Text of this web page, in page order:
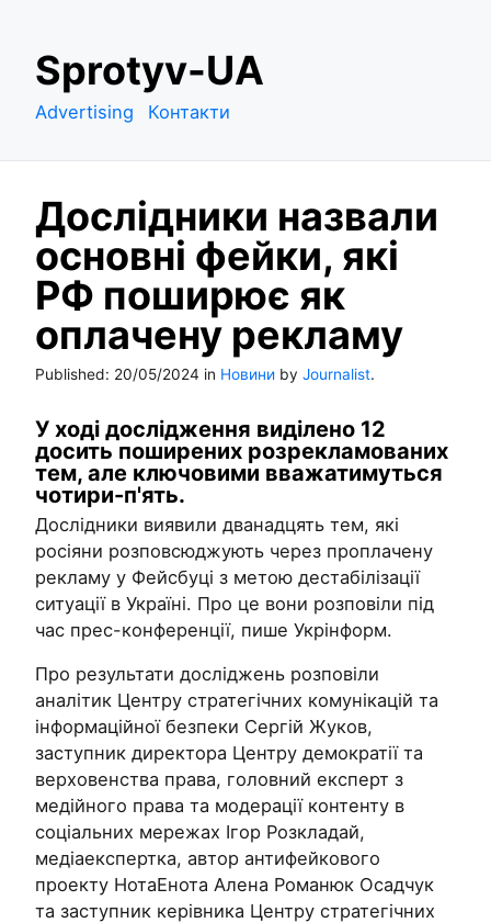
k
c
o
n
t
e
n
t
Sprotyv-UA
Advertising Контакти
Дослідники назвали
основні фейки, які
РФ поширює як
оплачену рекламу
Published: 20/05/2024 in Новини by Journalist.
У ході дослідження виділено 12
досить поширених розрекламованих
тем, але ключовими вважатимуться
чотири-п'ять.
Дослідники виявили дванадцять тем, які
росіяни розповсюджують через проплачену
рекламу у Фейсбуці з метою дестабілізації
ситуації в Україні. Про це вони розповіли під
час прес-конференції, пише Укрінформ.
Про результати досліджень розповіли
аналітик Центру стратегічних комунікацій та
інформаційної безпеки Сергій Жуков,
заступник директора Центру демократії та
верховенства права, головний експерт з
медійного права та модерації контенту в
соціальних мережах Ігор Розкладай,
медіаекспертка, автор антифейкового
проекту НотаЕнота Алена Романюк Осадчук
та заступник керівника Центру стратегічних